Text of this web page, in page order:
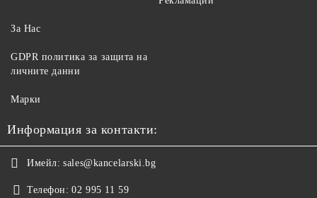
За Нас
GDPR политика за защита на
личните данни
Марки
Информация за контакти:
Имейл: sales@kancelarski.bg
Телефон: 02 995 11 59